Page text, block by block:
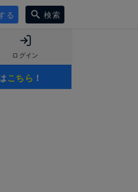
る 検索
ログイン
こちら ！